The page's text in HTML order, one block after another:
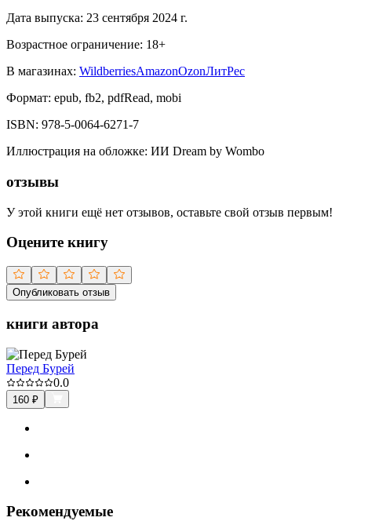
Дата выпуска: 23 сентября 2024 г.
Возрастное ограничение: 18+
В магазинах: WildberriesAmazonOzonЛитРес
Формат: epub, fb2, pdfRead, mobi
ISBN: 978-5-0064-6271-7
Иллюстрация на обложке: ИИ Dream by Wombo
отзывы
У этой книги ещё нет отзывов, оставьте свой отзыв первым!
Оцените книгу
Опубликовать отзыв
книги автора
Перед Бурей
0.0
160 ₽
Рекомендуемые